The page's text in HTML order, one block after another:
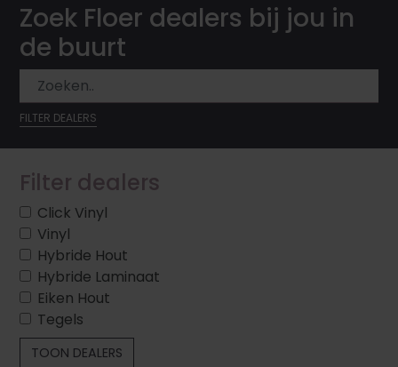
Zoek Floer dealers bij jou in
de buurt
FILTER DEALERS
Filter dealers
Click Vinyl
Vinyl
Hybride Hout
Hybride Laminaat
Eiken Hout
Tegels
TOON DEALERS